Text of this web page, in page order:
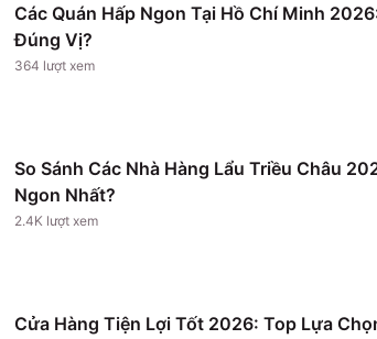
Các Quán Hấp Ngon Tại Hồ Chí Minh
Đúng Vị?
364 lượt xem
So Sánh Các Nhà Hàng Lẩu Triều Châu
Ngon Nhất?
2.4K lượt xem
Cửa Hàng Tiện Lợi Tốt 2026: Top Lựa